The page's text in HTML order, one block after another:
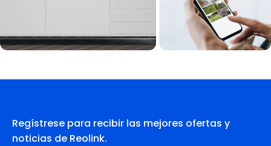
Regístrese para recibir las mejores ofertas y
noticias de Reolink.